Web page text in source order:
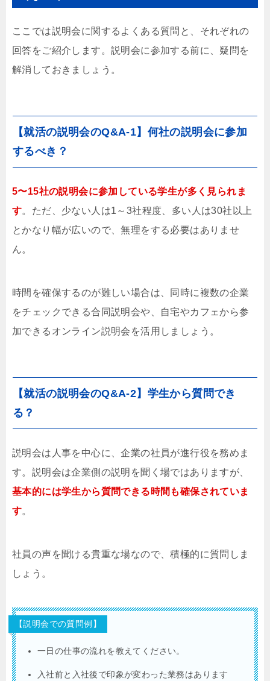
ここでは説明会に関するよくある質問と、それぞれの
回答をご紹介します。説明会に参加する前に、疑問を
解消しておきましょう。
【就活の説明会のQ&A-1】何社の説明会に参加
するべき？
5〜15社の説明会に参加している学生が多く見られま
す。ただ、少ない人は1～3社程度、多い人は30社以上
とかなり幅が広いので、無理をする必要はありませ
ん。
時間を確保するのが難しい場合は、同時に複数の企業
をチェックできる合同説明会や、自宅やカフェから参
加できるオンライン説明会を活用しましょう。
【就活の説明会のQ&A-2】学生から質問でき
る？
説明会は人事を中心に、企業の社員が進行役を務めま
す。説明会は企業側の説明を聞く場ではありますが、
基本的には学生から質問できる時間も確保されていま
す。
社員の声を聞ける貴重な場なので、積極的に質問しま
しょう。
【説明会での質問例】
一日の仕事の流れを教えてください。
入社前と入社後で印象が変わった業務はあります